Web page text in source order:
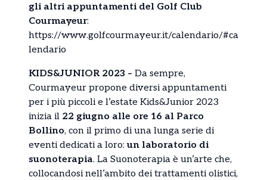
gli altri appuntamenti del Golf Club
Courmayeur:
https://www.golfcourmayeur.it/calendario/#ca
lendario
KIDS&JUNIOR 2023 – Da sempre,
Courmayeur propone diversi appuntamenti
per i più piccoli e l’estate Kids&Junior 2023
inizia il 22 giugno alle ore 16 al Parco
Bollino, con il primo di una lunga serie di
eventi dedicati a loro:un laboratorio di
suonoterapia. La Suonoterapia è un’arte che,
collocandosi nell’ambito dei trattamenti olistici,